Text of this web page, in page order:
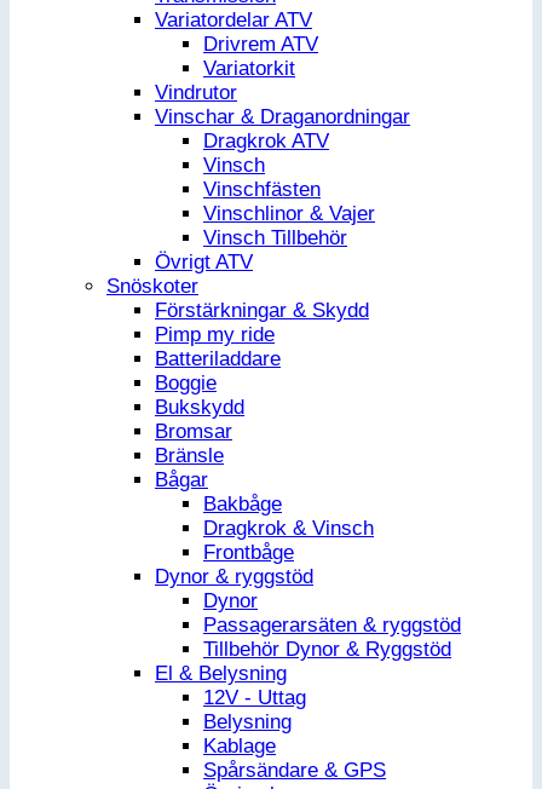
Variatordelar ATV
Drivrem ATV
Variatorkit
Vindrutor
Vinschar & Draganordningar
Dragkrok ATV
Vinsch
Vinschfästen
Vinschlinor & Vajer
Vinsch Tillbehör
Övrigt ATV
Snöskoter
Förstärkningar & Skydd
Pimp my ride
Batteriladdare
Boggie
Bukskydd
Bromsar
Bränsle
Bågar
Bakbåge
Dragkrok & Vinsch
Frontbåge
Dynor & ryggstöd
Dynor
Passagerarsäten & ryggstöd
Tillbehör Dynor & Ryggstöd
El & Belysning
12V - Uttag
Belysning
Kablage
Spårsändare & GPS